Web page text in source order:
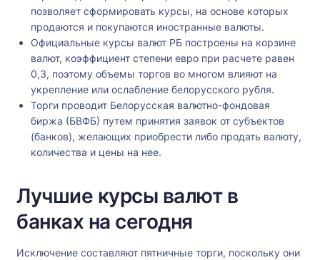
позволяет сформировать курсы, на основе которых
продаются и покупаются иностранные валюты.
Официальные курсы валют РБ построены на корзине
валют, коэффициент степени евро при расчете равен
0,3, поэтому объемы торгов во многом влияют на
укрепление или ослабление белорусского рубля.
Торги проводит Белорусская валютно-фондовая
биржа (БВФБ) путем принятия заявок от субъектов
(банков), желающих приобрести либо продать валюту,
количества и цены на нее.
Лучшие курсы валют в
банках на сегодня
Исключение составляют пятничные торги, поскольку они